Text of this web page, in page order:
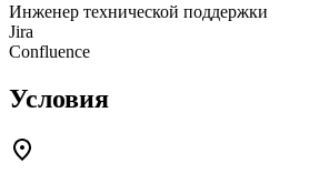
Инженер технической поддержки
Jira
Confluence
Условия